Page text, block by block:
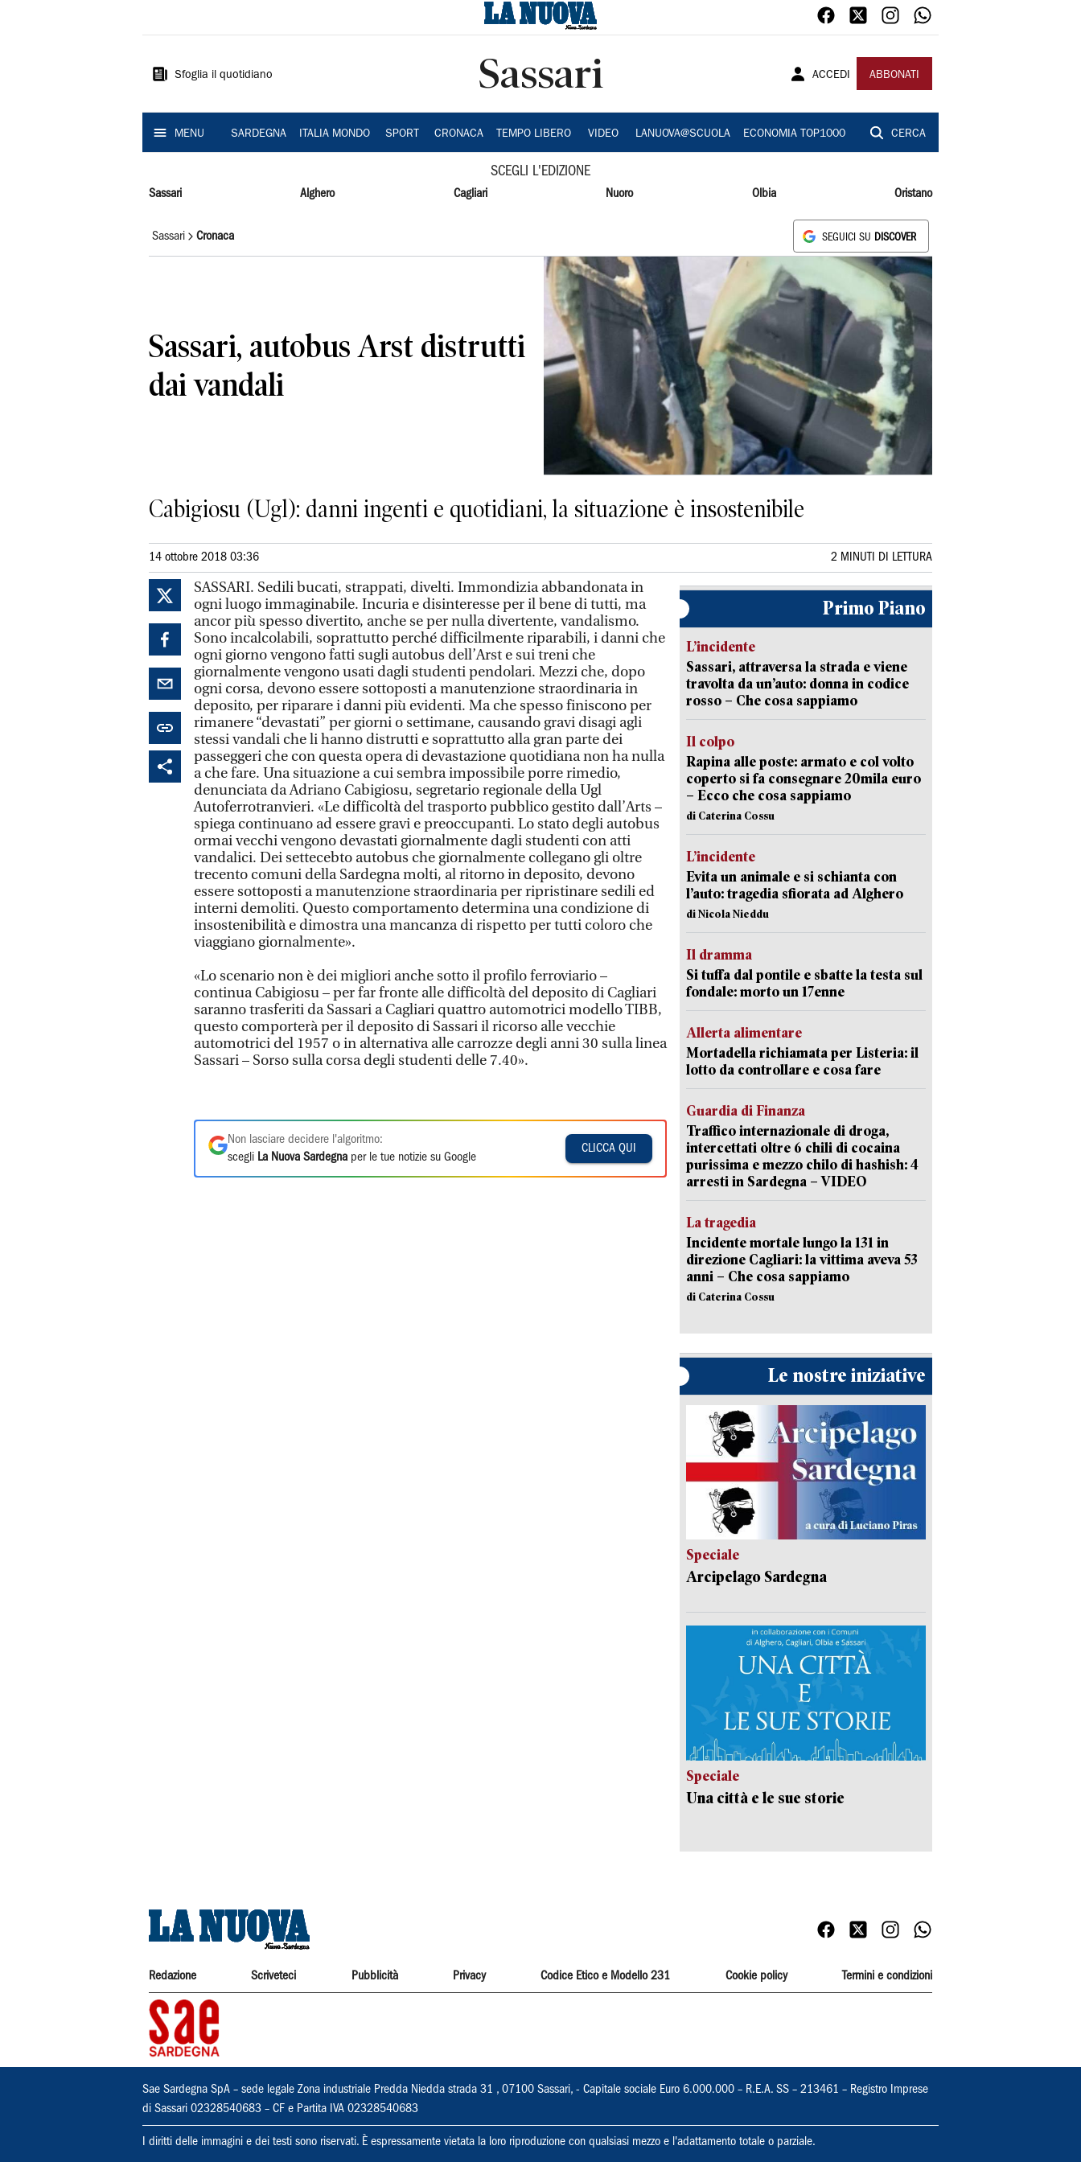
Sardegna
Sfoglia il quotidiano Sassari ACCEDI ABBONATI
MENU SARDEGNA ITALIA MONDO SPORT CRONACA TEMPO LIBERO VIDEO LANUOVA@SCUOLA ECONOMIA TOP1000 CERCA
SCEGLI L'EDIZIONE
Sassari Alghero Cagliari Nuoro Olbia Oristano
Sassari Cronaca SEGUICI SU DISCOVER
Sassari, autobus Arst distrutti
dai vandali
Cabigiosu (Ugl): danni ingenti e quotidiani, la situazione è insostenibile
14 ottobre 2018 03:36 2 MINUTI DI LETTURA
SASSARI. Sedili bucati, strappati, divelti. Immondizia abbandonata in
ogni luogo immaginabile. Incuria e disinteresse per il bene di tutti, ma
ancor più spesso divertito, anche se per nulla divertente, vandalismo.
Sono incalcolabili, soprattutto perché difficilmente riparabili, i danni che
ogni giorno vengono fatti sugli autobus dell’Arst e sui treni che
giornalmente vengono usati dagli studenti pendolari. Mezzi che, dopo
ogni corsa, devono essere sottoposti a manutenzione straordinaria in
deposito, per riparare i danni più evidenti. Ma che spesso finiscono per
rimanere “devastati” per giorni o settimane, causando gravi disagi agli
stessi vandali che li hanno distrutti e soprattutto alla gran parte dei
passeggeri che con questa opera di devastazione quotidiana non ha nulla
a che fare. Una situazione a cui sembra impossibile porre rimedio,
denunciata da Adriano Cabigiosu, segretario regionale della Ugl
Autoferrotranvieri. «Le difficoltà del trasporto pubblico gestito dall’Arts –
spiega continuano ad essere gravi e preoccupanti. Lo stato degli autobus
ormai vecchi vengono devastati giornalmente dagli studenti con atti
vandalici. Dei settecebto autobus che giornalmente collegano gli oltre
trecento comuni della Sardegna molti, al ritorno in deposito, devono
essere sottoposti a manutenzione straordinaria per ripristinare sedili ed
interni demoliti. Questo comportamento determina una condizione di
insostenibilità e dimostra una mancanza di rispetto per tutti coloro che
viaggiano giornalmente».
«Lo scenario non è dei migliori anche sotto il profilo ferroviario –
continua Cabigiosu – per far fronte alle difficoltà del deposito di Cagliari
saranno trasferiti da Sassari a Cagliari quattro automotrici modello TIBB,
questo comporterà per il deposito di Sassari il ricorso alle vecchie
automotrici del 1957 o in alternativa alle carrozze degli anni 30 sulla linea
Sassari – Sorso sulla corsa degli studenti delle 7.40».
Non lasciare decidere l'algoritmo:
scegli La Nuova Sardegna per le tue notizie su Google
CLICCA QUI
Primo Piano
L’incidente
Sassari, attraversa la strada e viene
travolta da un’auto: donna in codice
rosso – Che cosa sappiamo
Il colpo
Rapina alle poste: armato e col volto
coperto si fa consegnare 20mila euro
– Ecco che cosa sappiamo
di Caterina Cossu
L’incidente
Evita un animale e si schianta con
l’auto: tragedia sfiorata ad Alghero
di Nicola Nieddu
Il dramma
Si tuffa dal pontile e sbatte la testa sul
fondale: morto un 17enne
Allerta alimentare
Mortadella richiamata per Listeria: il
lotto da controllare e cosa fare
Guardia di Finanza
Traffico internazionale di droga,
intercettati oltre 6 chili di cocaina
purissima e mezzo chilo di hashish: 4
arresti in Sardegna – VIDEO
La tragedia
Incidente mortale lungo la 131 in
direzione Cagliari: la vittima aveva 53
anni – Che cosa sappiamo
di Caterina Cossu
Le nostre iniziative
Speciale
Arcipelago Sardegna
Speciale
Una città e le sue storie
Redazione Scriveteci Pubblicità Privacy Codice Etico e Modello 231 Cookie policy Termini e condizioni
Sae Sardegna SpA – sede legale Zona industriale Predda Niedda strada 31 , 07100 Sassari, - Capitale sociale Euro 6.000.000 – R.E.A. SS – 213461 – Registro Imprese
di Sassari 02328540683 – CF e Partita IVA 02328540683
I diritti delle immagini e dei testi sono riservati. È espressamente vietata la loro riproduzione con qualsiasi mezzo e l'adattamento totale o parziale.